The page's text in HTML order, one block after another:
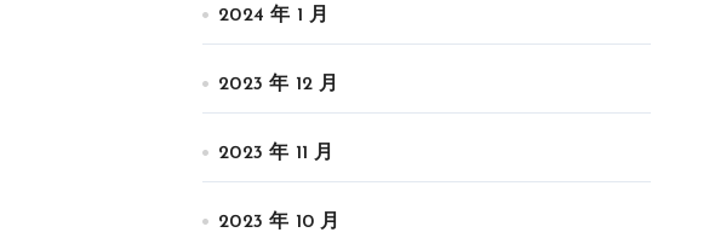
2024 年 1 月
2023 年 12 月
2023 年 11 月
2023 年 10 月